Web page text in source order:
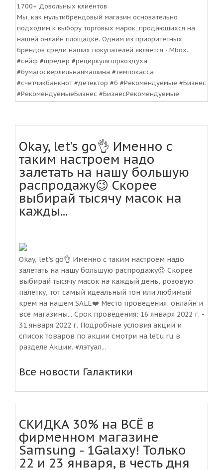
1700+ Довольных клиентов
Мы, как мультибрендовый магазин основательно
подходим к выбору торговых марок, продающихся на
нашей онлайн площадке. Одним из приоритетных
брендов среди наших покупателей является - Mbox.
#сейф #шредер #рециркуляторвоздуха
#бумагосверлильнаямашина #темпокасса
#счетчикбанкнот #детектор #б #Рекомендуемые #Бизнес
#РекомендуемыеБизнес #БизнесРекомендуемые
Okay, let’s go👌 Именно с
таким настроем надо
залетать на нашу большую
распродажу😉 Скорее
выбирай тысячу масок на
кажды...
Okay, let’s go👌 Именно с таким настроем надо
залетать на нашу большую распродажу😉 Скорее
выбирай тысячу масок на каждый день, розовую
палетку, тот самый идеальный тон или любимый
крем на нашем SALE❤️ Место проведения: онлайн и
все магазины... Срок проведения: 16 января 2022 г. -
31 января 2022 г. Подробные условия акции и
список товаров по акции смотри на letu.ru в
разделе Акции. #лэтуал...
Все новости Галактики
СКИДКА 30% на ВСЁ в
фирменном магазине
Samsung - 1Galaxy! Только
22 и 23 января, в честь дня